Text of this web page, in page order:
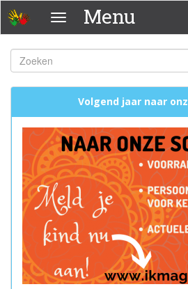
Overslaan
en
naar
de
inhoud
gaan
Menu Menu
Zoekveld
Zoeken
Volgend jaar naar